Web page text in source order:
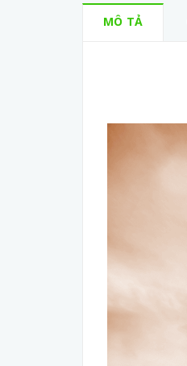
MÔ TẢ